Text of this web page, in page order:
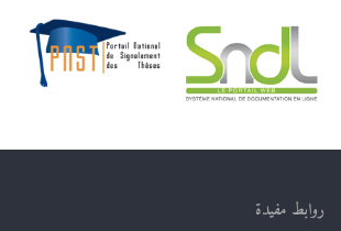
روابط مفيدة